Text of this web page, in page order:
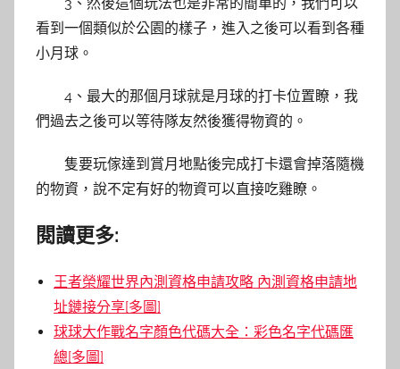
看到一個類似於公園的樣子，進入之後可以看到各種
小月球。
4、最大的那個月球就是月球的打卡位置瞭，我
們過去之後可以等待隊友然後獲得物資的。
隻要玩傢達到賞月地點後完成打卡還會掉落隨機
的物資，說不定有好的物資可以直接吃雞瞭。
閱讀更多:
王者榮耀世界內測資格申請攻略 內測資格申請地
址鏈接分享[多圖]
球球大作戰名字顏色代碼大全：彩色名字代碼匯
總[多圖]